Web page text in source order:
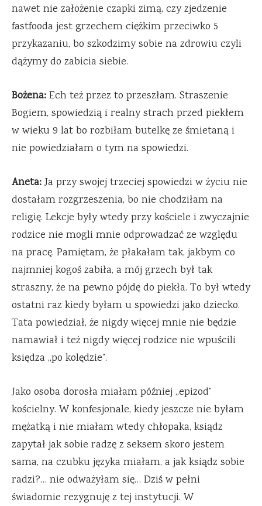
nawet nie założenie czapki zimą, czy zjedzenie
fastfooda jest grzechem ciężkim przeciwko 5
przykazaniu, bo szkodzimy sobie na zdrowiu czyli
dążymy do zabicia siebie.
Bożena:Ech też przez to przeszłam. Straszenie
Bogiem, spowiedzią i realny strach przed piekłem
w wieku 9 lat bo rozbiłam butelkę ze śmietaną i
nie powiedziałam o tym na spowiedzi.
Aneta:Ja przy swojej trzeciej spowiedzi w życiu nie
dostałam rozgrzeszenia, bo nie chodziłam na
religię. Lekcje były wtedy przy kościele i zwyczajnie
rodzice nie mogli mnie odprowadzać ze względu
na pracę. Pamiętam, że płakałam tak, jakbym co
najmniej kogoś zabiła, a mój grzech był tak
straszny, że na pewno pójdę do piekła. To był wtedy
ostatni raz kiedy byłam u spowiedzi jako dziecko.
Tata powiedział, że nigdy więcej mnie nie będzie
namawiał i też nigdy więcej rodzice nie wpuścili
księdza ,,po kolędzie”.
Jako osoba dorosła miałam później ,,epizod”
kościelny. W konfesjonale, kiedy jeszcze nie byłam
mężatką i nie miałam wtedy chłopaka, ksiądz
zapytał jak sobie radzę z seksem skoro jestem
sama, na czubku języka miałam, a jak ksiądz sobie
radzi?… nie odważyłam się… Dziś w pełni
świadomie rezygnuję z tej instytucji. W